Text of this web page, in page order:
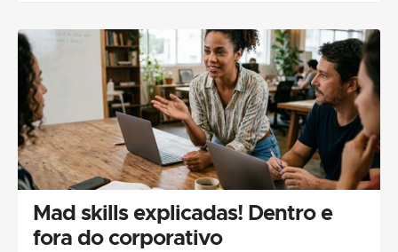
Mad skills explicadas! Dentro e
fora do corporativo